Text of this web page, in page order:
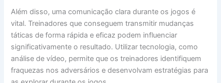
Além disso, uma comunicação clara durante os jogos é
vital. Treinadores que conseguem transmitir mudanças
táticas de forma rápida e eficaz podem influenciar
significativamente o resultado. Utilizar tecnologia, como
análise de vídeo, permite que os treinadores identifiquem
fraquezas nos adversários e desenvolvam estratégias para